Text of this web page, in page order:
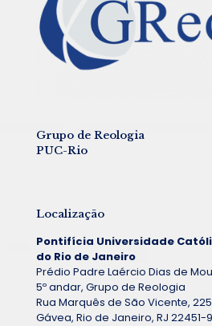
Grupo de Reologia
PUC-Rio
Localização
Pontifícia Universidade
do Rio de Janeiro
Prédio Padre Laércio Dias de
5º andar, Grupo de Reologia
Rua Marquês de São Vicente, 225
Gávea, Rio de Janeiro, RJ 22451-